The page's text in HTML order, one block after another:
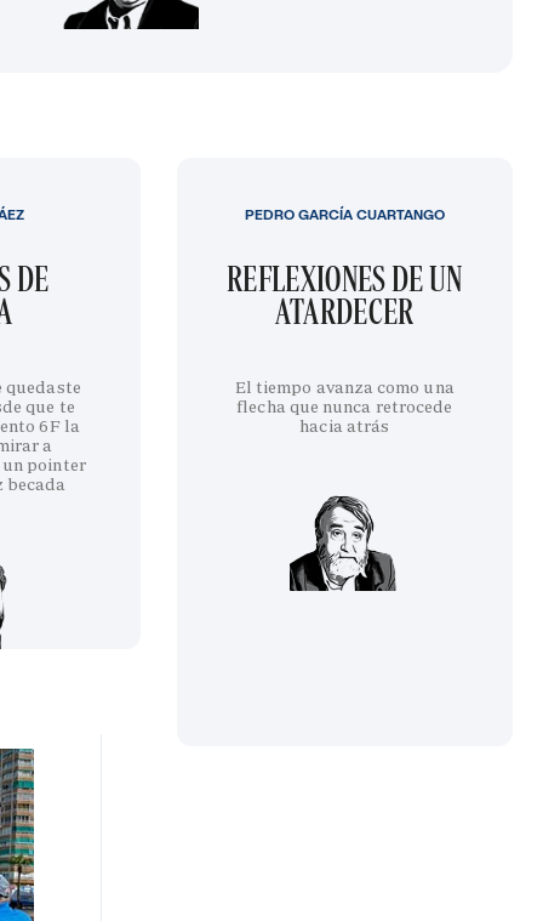
DE
quedaste
que te
6F la
a
un pointer
becada
REFLEXIONES DE UN
ATARDECER
El tiempo avanza como una
flecha que nunca retrocede
hacia atrás
PEDRO GARCÍA CUARTANGO